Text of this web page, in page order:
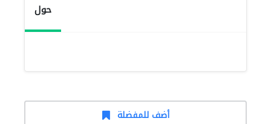
حول
أضف للمفضلة